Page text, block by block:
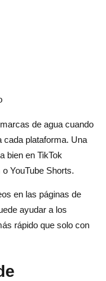
de agua cuando
cada plataforma. Una
bien en TikTok
YouTube Shorts.
en las páginas de
ayudar a los
rápido que solo con